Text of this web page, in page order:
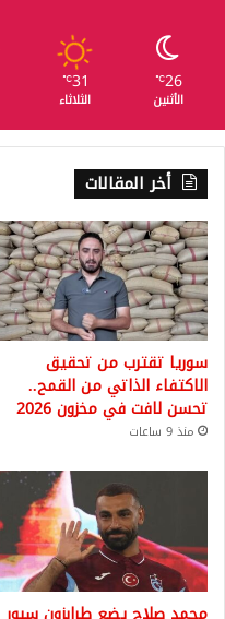
26
℃
الأثنين
31
℃
الثلاثاء
أخر المقالات
سوريا تقترب من تحقيق
الاكتفاء الذاتي من القمح..
تحسن لافت في مخزون 2026
منذ 9 ساعات